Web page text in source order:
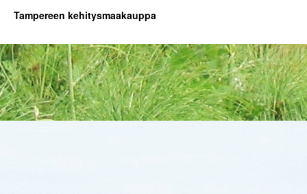
Tampereen kehitysmaakauppa